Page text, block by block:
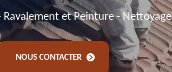
et Peinture - Nettoyage
NOUS CONTACTER